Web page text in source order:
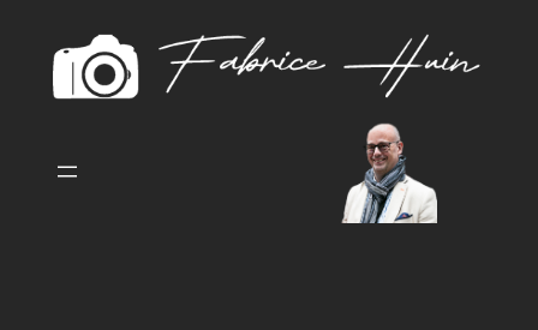
contenu